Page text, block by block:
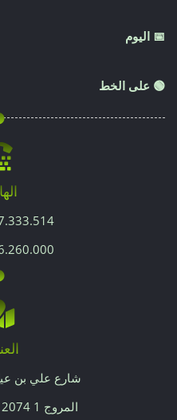
📅 اليوم
🟢 على الخط
شارع علي بن
المروج 1 2074 بن عروس تونس